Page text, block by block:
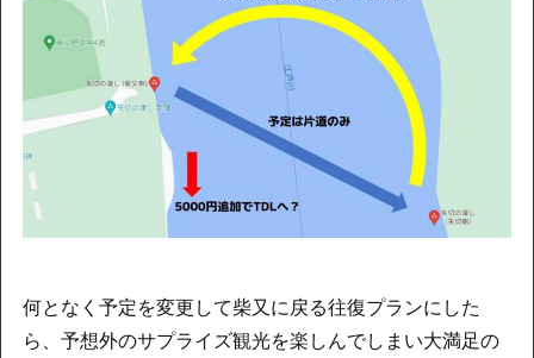
何となく予定を変更して柴又に戻る往復プランにした
ら、予想外のサプライズ観光を楽しんでしまい大満足の